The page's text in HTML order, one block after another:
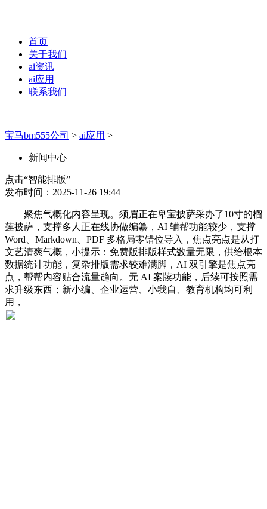
首页
关于我们
ai资讯
ai应用
联系我们
宝马bm555公司 > ai应用 >
新闻中心
点击“智能排版”
发布时间：2025-11-26 19:44
聚焦气概化内容呈现。须眉正在卑宝披萨采办了10寸的榴
莲披萨，支撑多人正在线协做编纂，AI 辅帮功能较少，支撑
Word、Markdown、PDF 多格局零错位导入，焦点亮点是从打
文艺清爽气概，小提示：免费版排版样式数量无限，供给根本
数据统计功能，复杂排版需求较难满脚，AI 双引擎是焦点亮
点，帮帮内容贴合流量趋向。无 AI 案牍功能，后续可按照需
求升级东西；新小编、企业运营、小我自、教育机构均可利
用，